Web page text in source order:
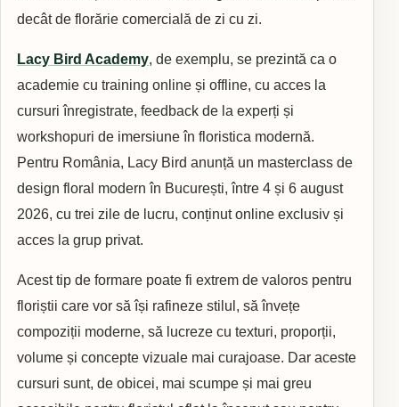
decât de florărie comercială de zi cu zi.
Lacy Bird Academy, de exemplu, se prezintă ca o
academie cu training online și offline, cu acces la
cursuri înregistrate, feedback de la experți și
workshopuri de imersiune în floristica modernă.
Pentru România, Lacy Bird anunță un masterclass de
design floral modern în București, între 4 și 6 august
2026, cu trei zile de lucru, conținut online exclusiv și
acces la grup privat.
Acest tip de formare poate fi extrem de valoros pentru
floriștii care vor să își rafineze stilul, să învețe
compoziții moderne, să lucreze cu texturi, proporții,
volume și concepte vizuale mai curajoase. Dar aceste
cursuri sunt, de obicei, mai scumpe și mai greu